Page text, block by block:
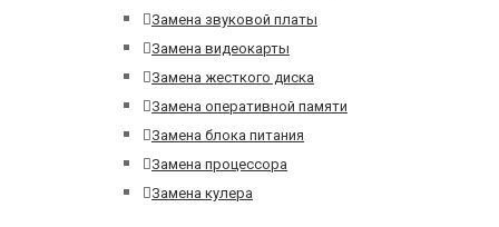
Замена звуковой платы
Замена видеокарты
Замена жесткого диска
Замена оперативной памяти
Замена блока питания
Замена процессора
Замена кулера